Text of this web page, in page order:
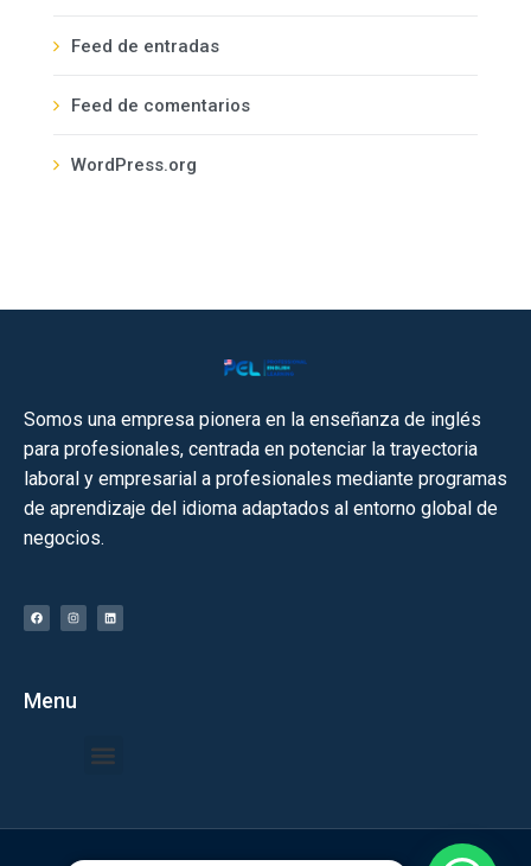
Feed de entradas
Feed de comentarios
WordPress.org
Somos una empresa pionera en la enseñanza de inglés
para profesionales, centrada en potenciar la trayectoria
laboral y empresarial a profesionales mediante programas
de aprendizaje del idioma adaptados al entorno global de
negocios.​
Menu